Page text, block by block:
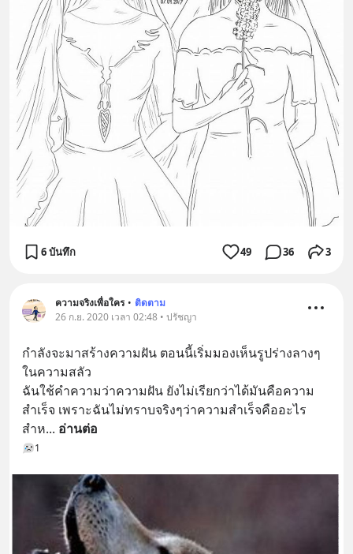
6 บันทึก 49 36 3
ความจริงเพื่อใคร • ติดตาม
26 ก.ย. 2020 เวลา 02:48 • ปรัชญา
กำลังจะมาสร้างความฝัน ตอนนี้เริ่มมองเห็นรูปร่างลางๆ
ในความสลัว
ฉันใช้คำความว่าความฝัน ยังไม่เรียกว่าได้มันคือความ
สำเร็จ เพราะฉันไม่ทราบจริงๆว่าความสำเร็จคืออะไร
สำห... อ่านต่อ
1